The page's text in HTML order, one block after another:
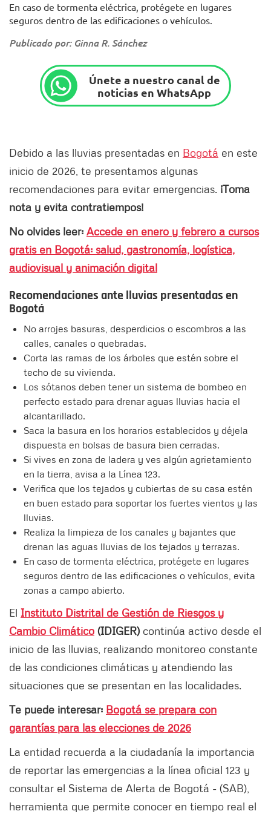
En caso de tormenta eléctrica, protégete en lugares
seguros dentro de las edificaciones o vehículos.
Publicado por: Ginna R. Sánchez
Únete a nuestro canal de
noticias en WhatsApp
Debido a las lluvias presentadas en Bogotá en este
inicio de 2026, te presentamos algunas
recomendaciones para evitar emergencias. ¡Toma
nota y evita contratiempos!
No olvides leer: Accede en enero y febrero a cursos
gratis en Bogotá: salud, gastronomía, logística,
audiovisual y animación digital
Recomendaciones ante lluvias presentadas en
Bogotá
No arrojes basuras, desperdicios o escombros a las
calles, canales o quebradas.
Corta las ramas de los árboles que estén sobre el
techo de su vivienda.
Los sótanos deben tener un sistema de bombeo en
perfecto estado para drenar aguas lluvias hacia el
alcantarillado.
Saca la basura en los horarios establecidos y déjela
dispuesta en bolsas de basura bien cerradas.
Si vives en zona de ladera y ves algún agrietamiento
en la tierra, avisa a la Línea 123.
Verifica que los tejados y cubiertas de su casa estén
en buen estado para soportar los fuertes vientos y las
lluvias.
Realiza la limpieza de los canales y bajantes que
drenan las aguas lluvias de los tejados y terrazas.
En caso de tormenta eléctrica, protégete en lugares
seguros dentro de las edificaciones o vehículos, evita
zonas a campo abierto.
El Instituto Distrital de Gestión de Riesgos y
Cambio Climático (IDIGER) continúa activo desde el
inicio de las lluvias, realizando monitoreo constante
de las condiciones climáticas y atendiendo las
situaciones que se presentan en las localidades.
Te puede interesar: Bogotá se prepara con
garantías para las elecciones de 2026
La entidad recuerda a la ciudadanía la importancia
de reportar las emergencias a la línea oficial 123 y
consultar el Sistema de Alerta de Bogotá - (SAB),
herramienta que permite conocer en tiempo real el